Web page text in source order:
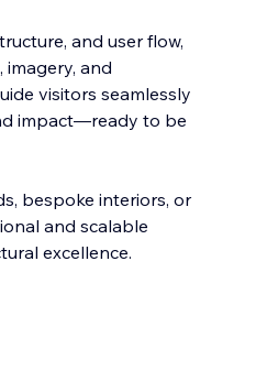
and user flow,
and
visitors seamlessly
impact—ready to be
bespoke interiors, or
and scalable
excellence.